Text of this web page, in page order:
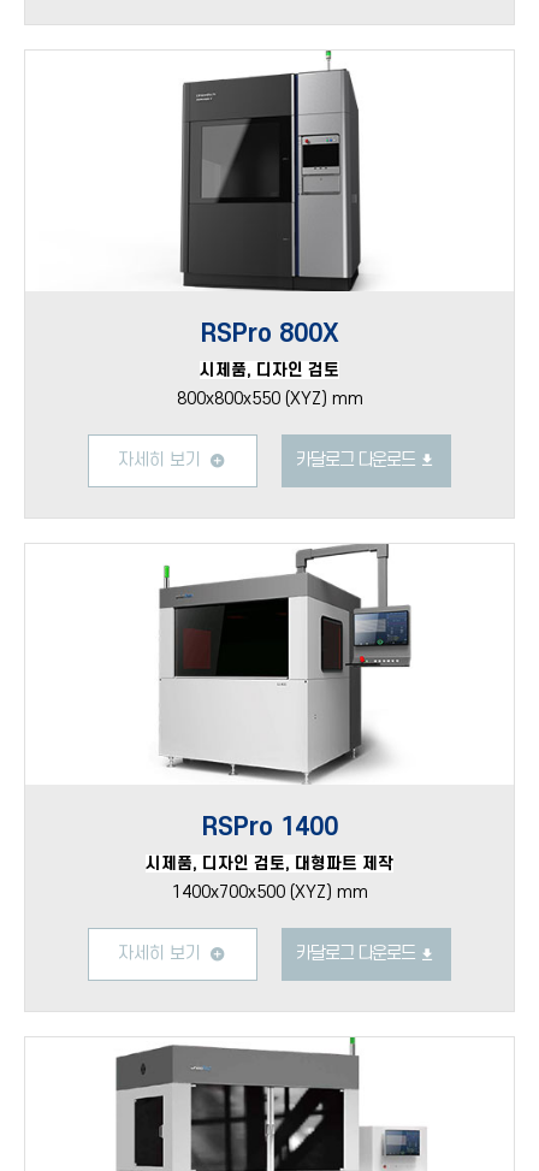
RSPro 800X
시제품, 디자인 검토
800x800x550 (XYZ) mm
자세히 보기 카달로그 다운로드
RSPro 1400
시제품, 디자인 검토, 대형파트 제작
1400x700x500 (XYZ) mm
자세히 보기 카달로그 다운로드